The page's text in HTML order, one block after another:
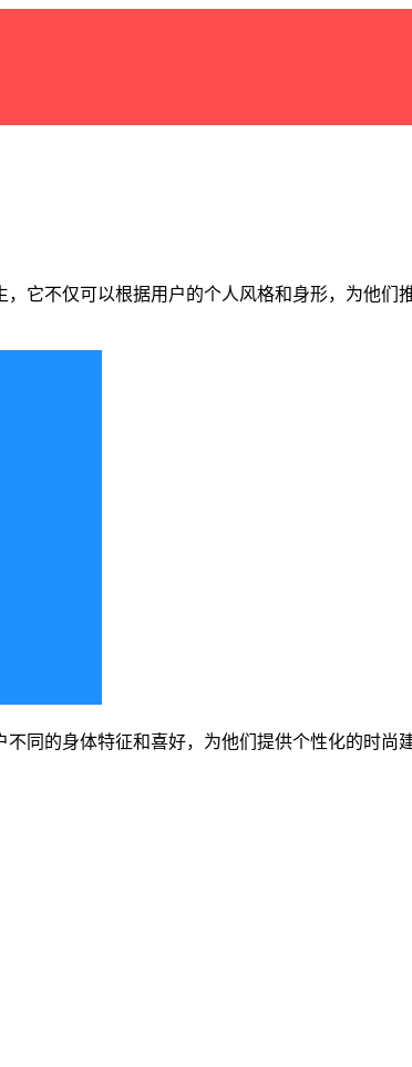
它不仅可以根据用户的个人风格和身形，为他们
同的身体特征和喜好，为他们提供个性化的时尚